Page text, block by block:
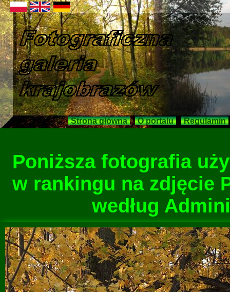
Strona główna O portalu Regulamin
Poniższa fotografia
w rankingu na zdjęcie
według